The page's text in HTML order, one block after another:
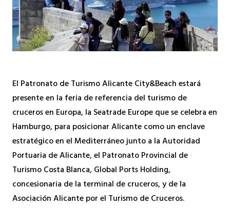
El Patronato de Turismo Alicante City&Beach estará
presente en la feria de referencia del turismo de
cruceros en Europa, la Seatrade Europe que se celebra en
Hamburgo, para posicionar Alicante como un enclave
estratégico en el Mediterráneo junto a la Autoridad
Portuaria de Alicante, el Patronato Provincial de
Turismo Costa Blanca, Global Ports Holding,
concesionaria de la terminal de cruceros, y de la
Asociación Alicante por el Turismo de Cruceros.